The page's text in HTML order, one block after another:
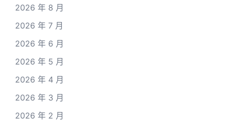
2026 年 8 月
2026 年 7 月
2026 年 6 月
2026 年 5 月
2026 年 4 月
2026 年 3 月
2026 年 2 月